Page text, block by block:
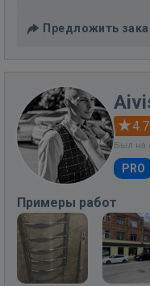
Предложить
4.7
Был на
PRO
Примеры работ